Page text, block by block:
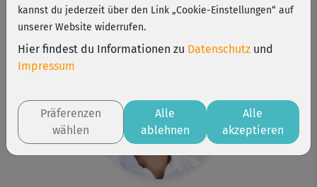
Dirk Pinnig
kannst du jederzeit über den Link „Cookie-Einstellungen“ auf
unserer Website widerrufen.
Hier findest du Informationen zu Datenschutz und
Impressum
Präferenzen
wählen
Alle
ablehnen
Alle
akzeptieren